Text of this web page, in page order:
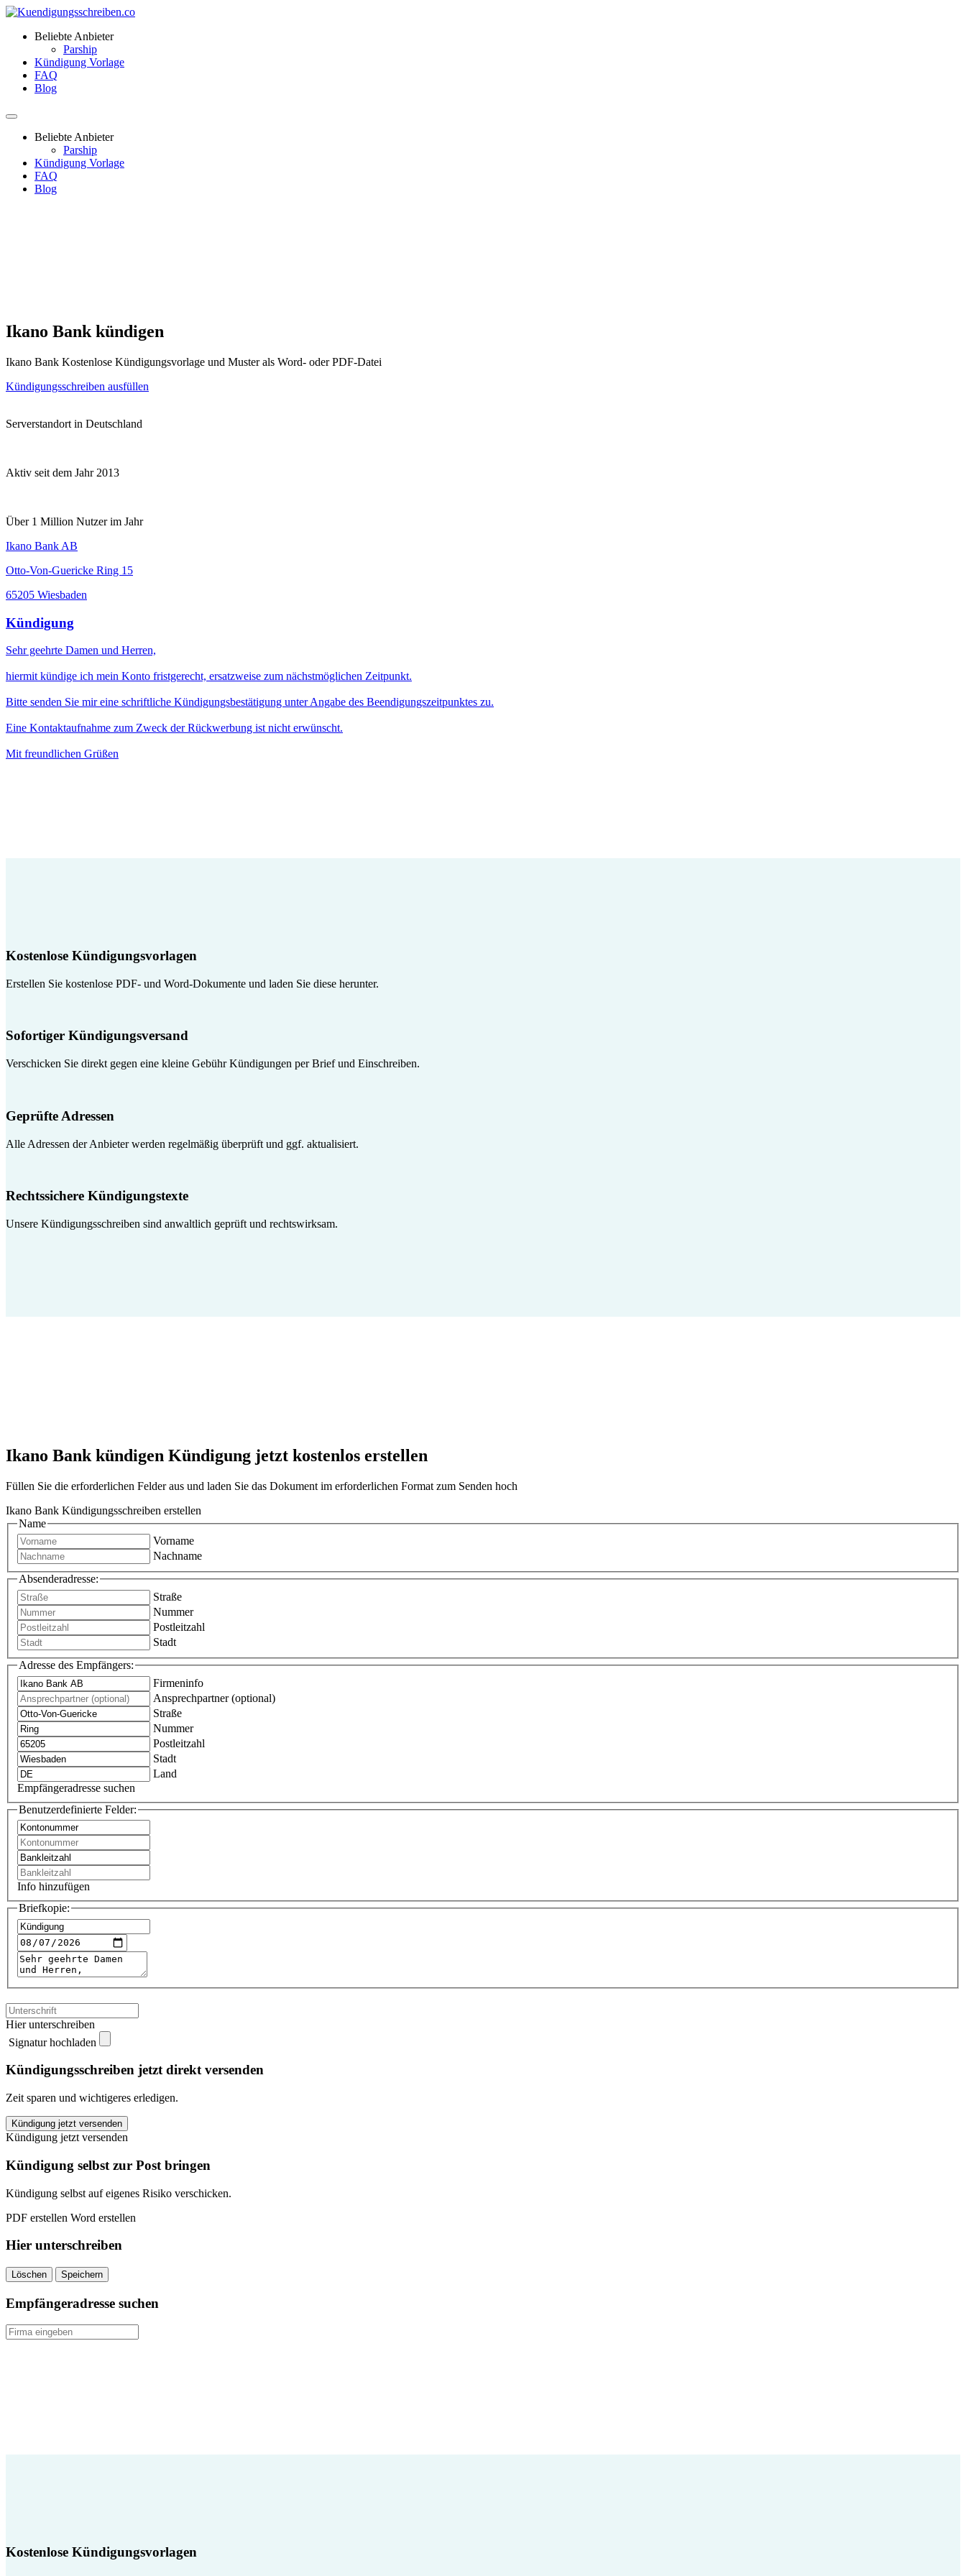
Beliebte Anbieter
Parship
Kündigung Vorlage
FAQ
Blog
Beliebte Anbieter
Parship
Kündigung Vorlage
FAQ
Blog
Ikano Bank kündigen
Ikano Bank Kostenlose Kündigungsvorlage und Muster als Word- oder PDF-Datei
Kündigungsschreiben ausfüllen
Serverstandort in Deutschland
Aktiv seit dem Jahr 2013
Über 1 Million Nutzer im Jahr
Ikano Bank AB
Otto-Von-Guericke Ring 15
65205 Wiesbaden
Kündigung
Sehr geehrte Damen und Herren,
hiermit kündige ich mein Konto fristgerecht, ersatzweise zum nächstmöglichen Zeitpunkt.
Bitte senden Sie mir eine schriftliche Kündigungsbestätigung unter Angabe des Beendigungszeitpunktes zu.
Eine Kontaktaufnahme zum Zweck der Rückwerbung ist nicht erwünscht.
Mit freundlichen Grüßen
Kostenlose Kündigungsvorlagen
Erstellen Sie kostenlose PDF- und Word-Dokumente und laden Sie diese herunter.
Sofortiger Kündigungsversand
Verschicken Sie direkt gegen eine kleine Gebühr Kündigungen per Brief und Einschreiben.
Geprüfte Adressen
Alle Adressen der Anbieter werden regelmäßig überprüft und ggf. aktualisiert.
Rechtssichere Kündigungstexte
Unsere Kündigungsschreiben sind anwaltlich geprüft und rechtswirksam.
Ikano Bank kündigen Kündigung jetzt kostenlos erstellen
Füllen Sie die erforderlichen Felder aus und laden Sie das Dokument im erforderlichen Format zum Senden hoch
Ikano Bank Kündigungsschreiben erstellen
Name
Vorname
Nachname
Absenderadresse:
Straße
Nummer
Postleitzahl
Stadt
Adresse des Empfängers:
Firmeninfo
Ansprechpartner (optional)
Straße
Nummer
Postleitzahl
Stadt
Land
Empfängeradresse suchen
Benutzerdefinierte Felder:
Info hinzufügen
Briefkopie:
Hier unterschreiben
Signatur hochladen
Kündigungsschreiben jetzt direkt versenden
Zeit sparen und wichtigeres erledigen.
Ikano
Bank
kündigen
quantity
Kündigung jetzt versenden
Kündigung jetzt versenden
Kündigung selbst zur Post bringen
Kündigung selbst auf eigenes Risiko verschicken.
PDF erstellen Word erstellen
Hier unterschreiben
Löschen Speichern
Empfängeradresse suchen
Kostenlose Kündigungsvorlagen